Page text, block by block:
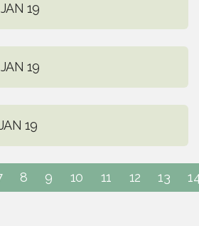
19
19
19
8 9 10 11 12 13